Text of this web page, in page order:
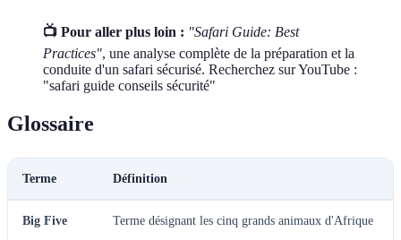
📺 Pour aller plus loin : "Safari Guide: Best
Practices", une analyse complète de la préparation et la
conduite d'un safari sécurisé. Recherchez sur YouTube :
"safari guide conseils sécurité"
Glossaire
Terme Définition
Big Five Terme désignant les cinq grands animaux d'Afrique